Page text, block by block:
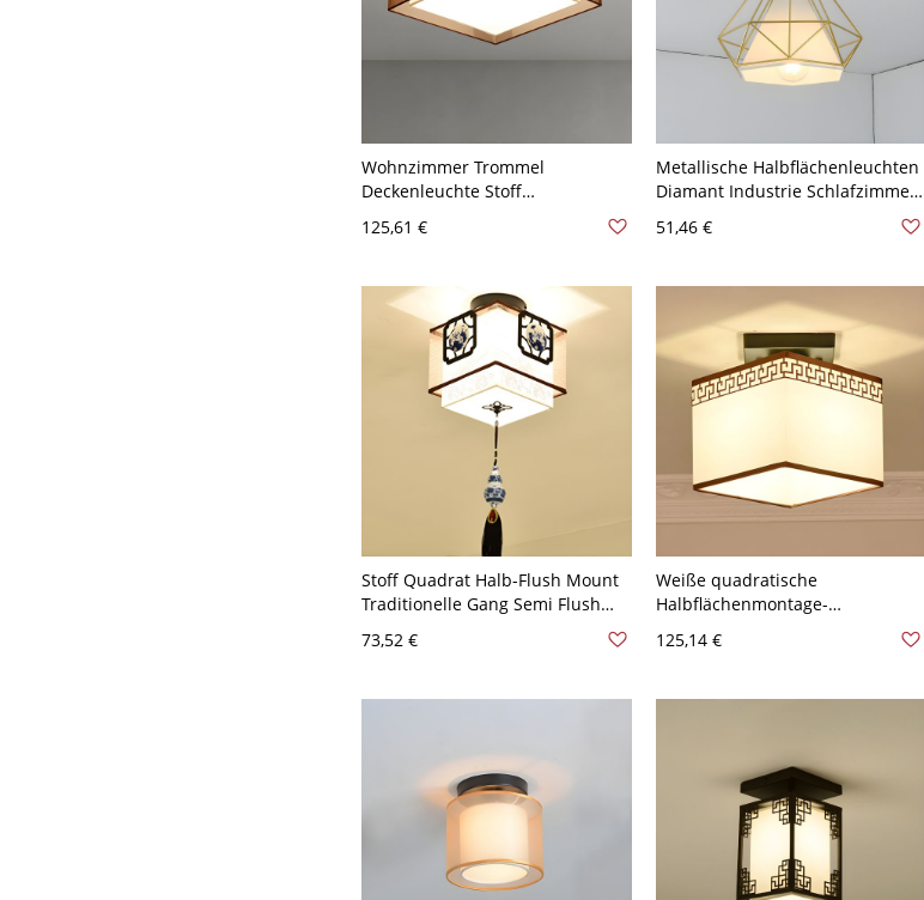
Wohnzimmer Trommel
Deckenleuchte Stoff
Licht - Braun 110V-120V 40,64 cm
125,61 €
Metallische Halbflächenleuchten
Diamant Industrie Schlafzimmer
Deckenleuchten - Golden 110V-
120V
51,46 €
Stoff Quadrat Halb-Flush Mount
Traditionelle Gang Semi Flush
Lichtanlage in Weiß - Weiß 110V-
120V
73,52 €
Weiße quadratische
Halbflächenmontage-
Deckenleuchte im traditionellen
Stil mit Stoffüberzug - Weiß
125,14 €